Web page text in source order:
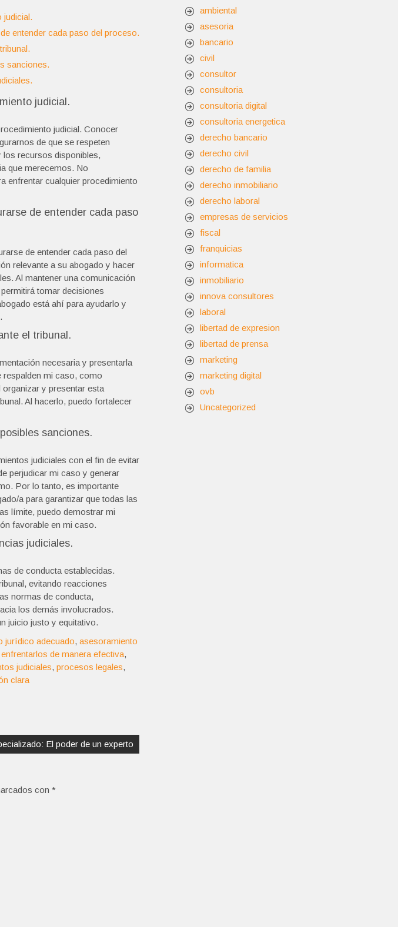
judicial.
entender cada paso del proceso.
sanciones.
judicial.
judicial. Conocer
de que se respeten
los recursos disponibles,
que merecemos. No
enfrentar cualquier procedimiento
de entender cada paso
de entender cada paso del
relevante a su abogado y hacer
Al mantener una comunicación
tomar decisiones
está ahí para ayudarlo y
el tribunal.
necesaria y presentarla
respalden mi caso, como
y presentar esta
Al hacerlo, puedo fortalecer
sanciones.
judiciales con el fin de evitar
perjudicar mi caso y generar
Por lo tanto, es importante
a para garantizar que todas las
límite, puedo demostrar mi
favorable en mi caso.
judiciales.
de conducta establecidas.
evitando reacciones
normas de conducta,
los demás involucrados.
juicio justo y equitativo.
jurídico adecuado, asesoramiento
enfrentarlos de manera efectiva,
judiciales, procesos legales,
clara
El poder de un experto
con *
ambiental
asesoria
bancario
civil
consultor
consultoria
consultoria digital
consultoria energetica
derecho bancario
derecho civil
derecho de familia
derecho inmobiliario
derecho laboral
empresas de servicios
fiscal
franquicias
informatica
inmobiliario
innova consultores
laboral
libertad de expresion
libertad de prensa
marketing
marketing digital
ovb
Uncategorized